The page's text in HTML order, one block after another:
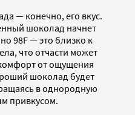
— конечно, его вкус.
шоколад начнет
98F — это близко к
что отчасти может
от ощущения
шоколад будет
в однородную
привкусом.